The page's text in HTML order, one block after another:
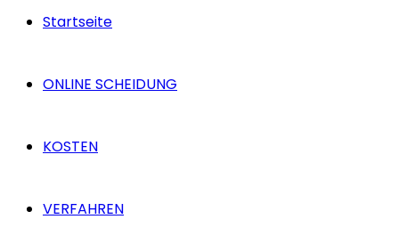
Startseite
ONLINE SCHEIDUNG
KOSTEN
VERFAHREN